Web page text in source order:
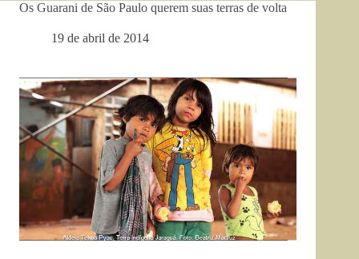
Os Guarani de São Paulo querem suas terras de volta
19 de abril de 2014